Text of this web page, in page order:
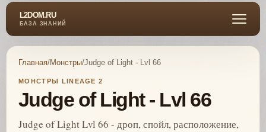
L2DOM.RU
БАЗА ЗНАНИЙ
Главная/Монстры/Judge of Light - Lvl 66
МОНСТРЫ LINEAGE 2
Judge of Light - Lvl 66
Judge of Light Lvl 66 - дроп, спойл, расположение,